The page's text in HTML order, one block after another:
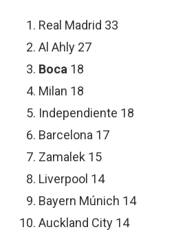
Real Madrid 33
Al Ahly 27
Boca 18
Milan 18
Independiente 18
Barcelona 17
Zamalek 15
Liverpool 14
Bayern Múnich 14
Auckland City 14